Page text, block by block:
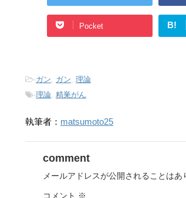
Pocket B!
-ガン, ガン, 理論
-理論, 精巣がん
執筆者： matsumoto25
comment
メールアドレスが公開されることはあ
コメント ※